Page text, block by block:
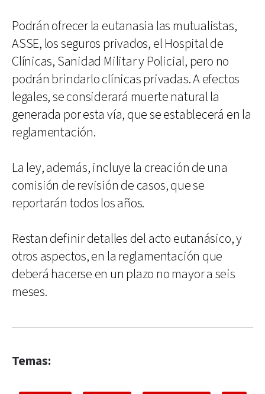
Podrán ofrecer la eutanasia las mutualistas,
ASSE, los seguros privados, el Hospital de
Clínicas, Sanidad Militar y Policial, pero no
podrán brindarlo clínicas privadas. A efectos
legales, se considerará muerte natural la
generada por esta vía, que se establecerá en la
reglamentación.
La ley, además, incluye la creación de una
comisión de revisión de casos, que se
reportarán todos los años.
Restan definir detalles del acto eutanásico, y
otros aspectos, en la reglamentación que
deberá hacerse en un plazo no mayor a seis
meses.
Temas: